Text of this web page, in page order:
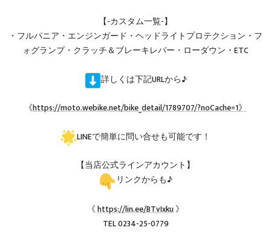
【-カスタム一覧-】
・フルパニア・エンジンガード・ヘッドライトプロテクション・フ
ォグランプ・クラッチ＆ブレーキレバー・ローダウン・ETC
詳しくは下記URLから♪
《https://moto.webike.net/bike_detail/1789707/?noCache=1》
LINEで簡単に問い合せも可能です！
【当店公式ラインアカウント】
リンクからも♪
《https://lin.ee/BTvIxku》
TEL 0234-25-0779